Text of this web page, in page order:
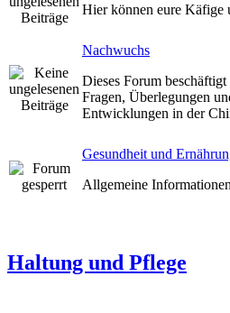
Hier können eure Käfige
Nachwuchs
Dieses Forum
Fragen, Überlegungen
Entwicklungen in der
Gesundheit und
Allgemeine
Haltung und Pflege